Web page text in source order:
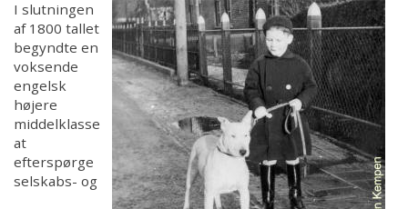
Ansvar
Hvalpe/Opdrættere
Aktiviteter
For medlemmer
I slutningen
af 1800 tallet
begyndte en
voksende
engelsk
højere
middelklasse
at
efterspørge
selskabs- og